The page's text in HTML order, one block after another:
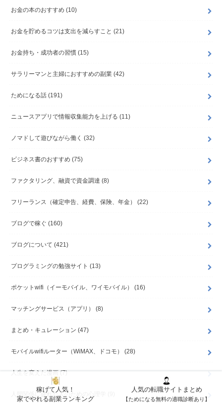
お金の本のおすすめ (10)
お金を貯めるコツは支出を減らすこと (21)
お金持ち・成功者の習慣 (15)
サラリーマンと主婦におすすめの副業 (42)
ためになる話 (191)
ニュースアプリで情報収集能力を上げる (11)
ノマドして遊びながら働く (32)
ビジネス書のおすすめ (75)
ファクタリング、融資で資金調達 (8)
フリーランス（確定申告、経費、保険、年金） (22)
ブログで稼ぐ (160)
ブログについて (421)
プログラミングの勉強サイト (13)
ポケットwifi（イーモバイル、ワイモバイル） (16)
マッチングサービス（アプリ） (8)
まとめ・キュレーション (47)
モバイルwifiルーター（WiMAX、ドコモ） (28)
人生を変えた漫画(7)
人間関係に疲れた人のための心理学
稼げて人気！
家でやれる副業ランキング
人気の転職サイトまとめ
【ためになる無料の適職診断あり】